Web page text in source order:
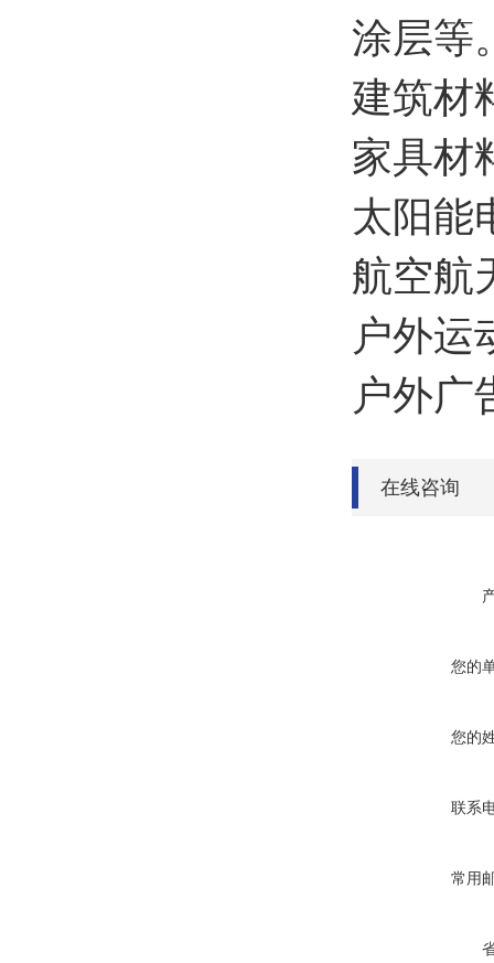
涂层等
建筑材
家具材
太阳能
航空航
户外运
户外广
在线咨询
您的
您的
联系
常用